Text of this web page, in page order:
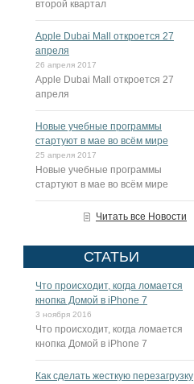
второй квартал
Apple Dubai Mall откроется 27
апреля
26 апреля 2017
Apple Dubai Mall откроется 27
апреля
Новые учебные программы
стартуют в мае во всём мире
25 апреля 2017
Новые учебные программы
стартуют в мае во всём мире
Читать все Новости
СТАТЬИ
Что происходит, когда ломается
кнопка Домой в iPhone 7
3 ноября 2016
Что происходит, когда ломается
кнопка Домой в iPhone 7
Как сделать жесткую перезагрузку